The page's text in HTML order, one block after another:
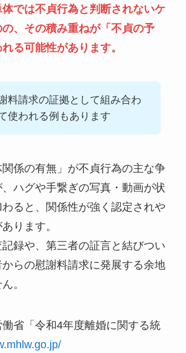
では不貞行為と判断されないケ
、その積み重ねが「不貞の予
る可能性があります。
料請求の証拠として組み合わ
使われる例もあります
係の有無」が不貞行為の主な争
ハグや手繋ぎの写真・動画が状
ると、関係性が強く認定されや
ります。
録や、第三者の証言と結びつい
らの慰謝料請求に発展する余地
。
省「令和4年度離婚に関する統